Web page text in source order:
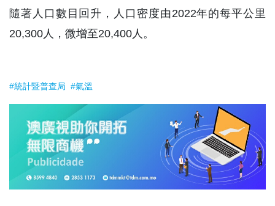
隨著人口數目回升，人口密度由2022年的每平公里
20,300人，微增至20,400人。
#統計暨普查局 #氣溫